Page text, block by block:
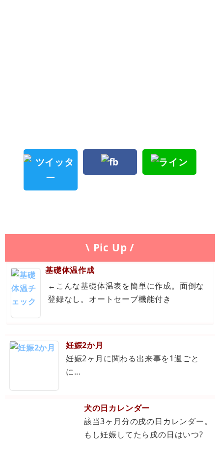
\ Pic Up /
基礎体温作成
←こんな基礎体温表を簡単に作成。面倒な
登録なし。オートセーブ機能付き
妊娠2か月
妊娠2ヶ月に関わる出来事を1週ごと
に...
犬の日カレンダー
該当3ヶ月分の戌の日カレンダー。
もし妊娠してたら戌の日はいつ?